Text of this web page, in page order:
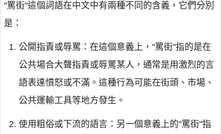
"罵街"這個詞語在中文中有兩種不同的含義，它們分別
是：
公開指責或辱罵：在這個意義上，"罵街"指的是在
公共場合大聲指責或辱罵某人，通常是用激烈的言
語表達憤怒或不滿。這種行為可能在街頭、市場、
公共運輸工具等地方發生。
使用粗俗或下流的語言：另一個意義上的"罵街"指